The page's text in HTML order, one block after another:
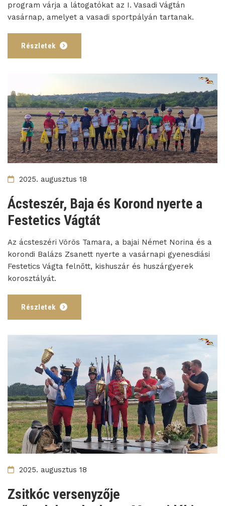
program várja a látogatókat az I. Vasadi Vágtán
vasárnap, amelyet a vasadi sportpályán tartanak.
Részletek
2025. augusztus 18
Ácsteszér, Baja és Korond nyerte a
Festetics Vágtát
Az ácsteszéri Vörös Tamara, a bajai Német Norina és a
korondi Balázs Zsanett nyerte a vasárnapi gyenesdiási
Festetics Vágta felnőtt, kishuszár és huszárgyerek
korosztályát.
Részletek
2025. augusztus 18
Zsitkóc versenyzője